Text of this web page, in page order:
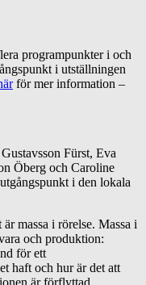
programpunkter i och
i utställningen
för mer information –
Fürst, Eva
Öberg och Caroline
i den lokala
massa i rörelse. Massa i
och produktion:
för ett
haft och hur är det att